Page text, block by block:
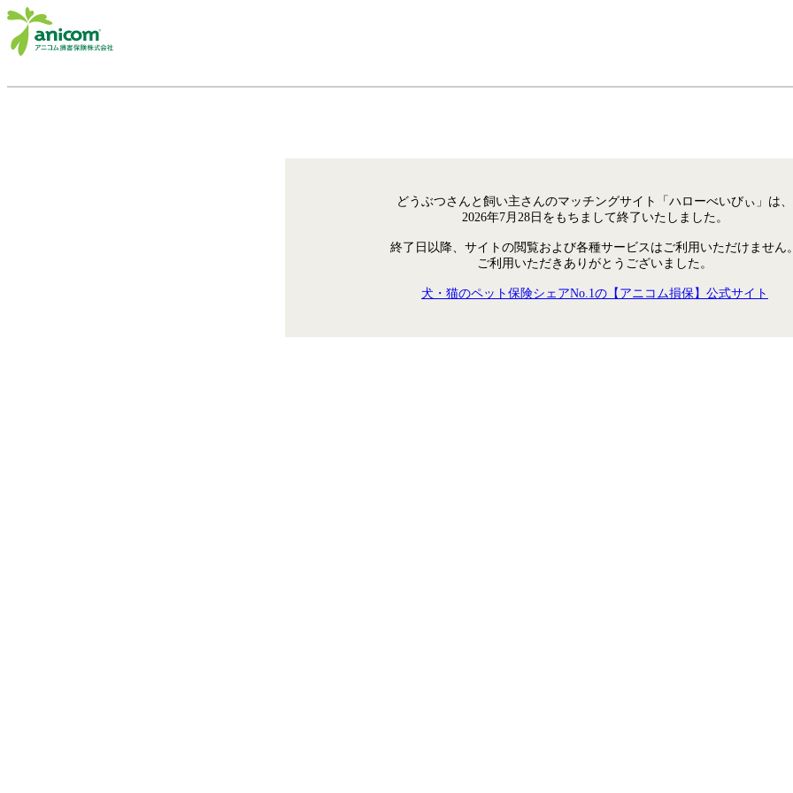
どうぶつさんと飼い主さんのマッチングサイト「ハローべいびぃ」は、
2026年7月28日をもちまして終了いたしました。
終了日以降、サイトの閲覧および各種サービスはご利用いただけません
ご利用いただきありがとうございました。
犬・猫のペット保険シェアNo.1の【アニコム損保】公式サイト